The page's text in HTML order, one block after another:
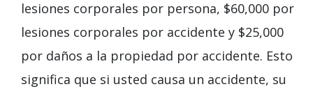
lesiones corporales por persona, $60,000 por
lesiones corporales por accidente y $25,000
por daños a la propiedad por accidente. Esto
significa que si usted causa un accidente, su